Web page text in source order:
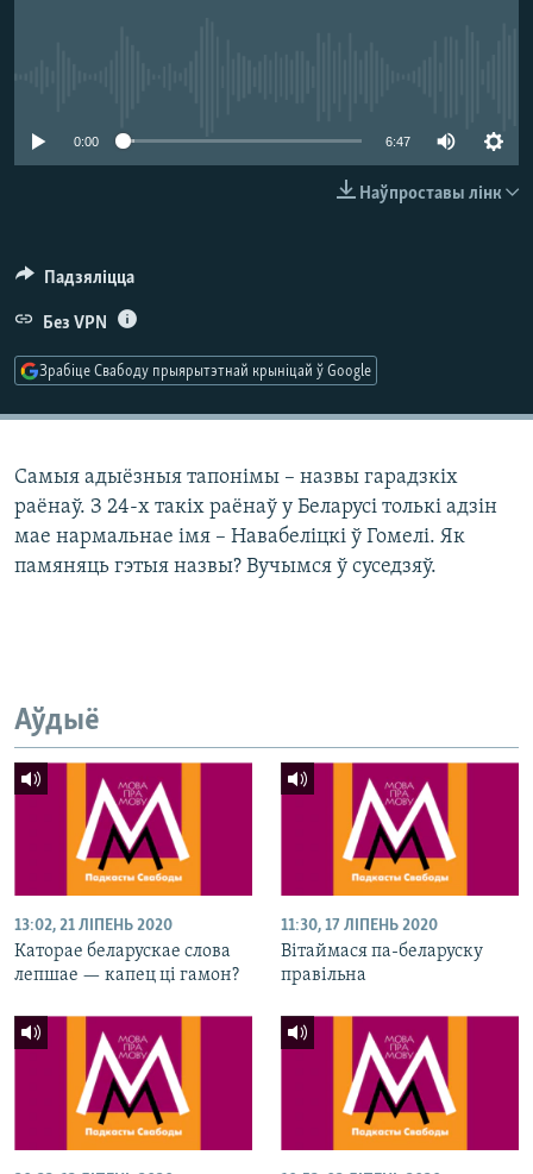
0:00 6:47
Наўпроставы лінк
Падзяліцца
Без VPN
Зрабіце Свабоду прыярытэтнай крыніцай ў Google
Самыя адыёзныя тапонімы – назвы гарадзкіх
раёнаў. З 24-х такіх раёнаў у Беларусі толькі адзін
мае нармальнае імя – Навабеліцкі ў Гомелі. Як
памяняць гэтыя назвы? Вучымся ў суседзяў.
Аўдыё
13:02, 21 ЛІПЕНЬ 2020
Каторае беларускае слова
лепшае — капец ці гамон?
11:30, 17 ЛІПЕНЬ 2020
Вітаймася па-беларуску
правільна